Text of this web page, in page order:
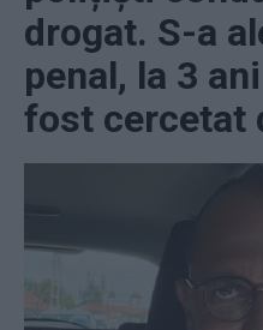
drogat. S-a
penal, la 3
fost cercetat